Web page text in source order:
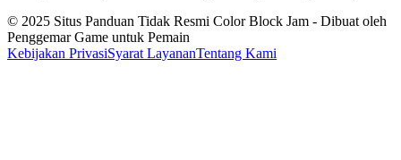
© 2025 Situs Panduan Tidak Resmi Color Block Jam - Dibuat oleh
Penggemar Game untuk Pemain
Kebijakan PrivasiSyarat LayananTentang Kami